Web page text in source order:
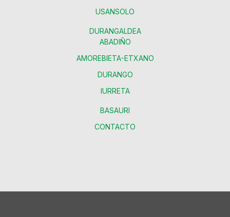
USANSOLO
DURANGALDEA
ABADIÑO
AMOREBIETA-ETXANO
DURANGO
IURRETA
BASAURI
CONTACTO